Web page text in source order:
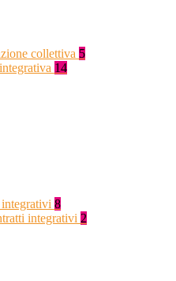
collettiva 5
14
8
integrativi 2